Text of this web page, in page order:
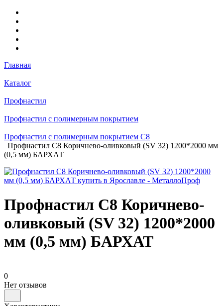
Главная
Каталог
Профнастил
Профнастил с полимерным покрытием
Профнастил с полимерным покрытием С8
Профнастил С8 Коричнево-оливковый (SV 32) 1200*2000 мм
(0,5 мм) БАРХАТ
Профнастил С8 Коричнево-
оливковый (SV 32) 1200*2000
мм (0,5 мм) БАРХАТ
0
Нет отзывов